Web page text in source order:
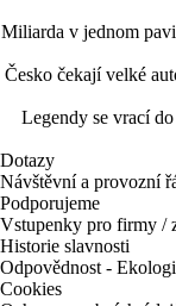
Miliarda v jednom
Česko čekají velké
Legendy se vrací
Dotazy
Návštěvní a provozní
Podporujeme
Vstupenky pro firmy /
Historie slavnosti
Odpovědnost -
Cookies